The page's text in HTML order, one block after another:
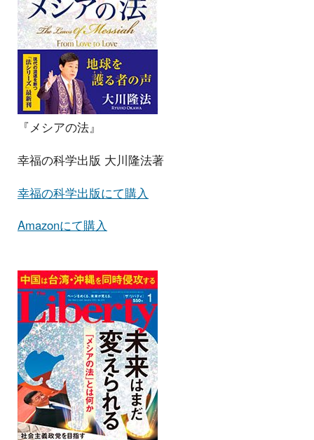
『メシアの法』
幸福の科学出版 大川隆法著
幸福の科学出版にて購入
Amazonにて購入